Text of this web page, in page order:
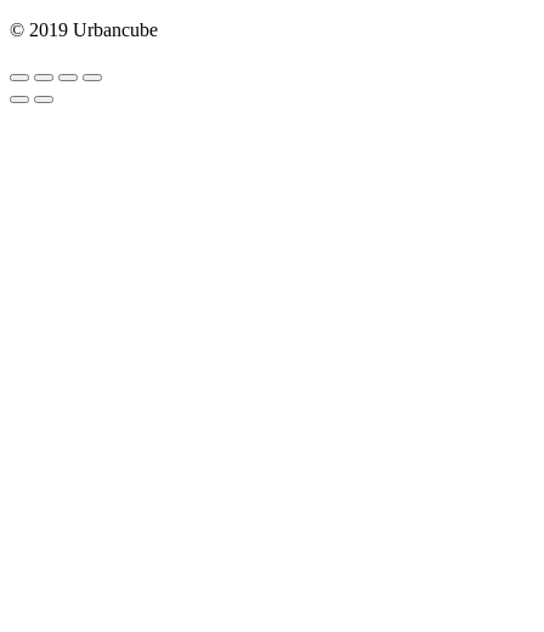
© 2019 Urbancube